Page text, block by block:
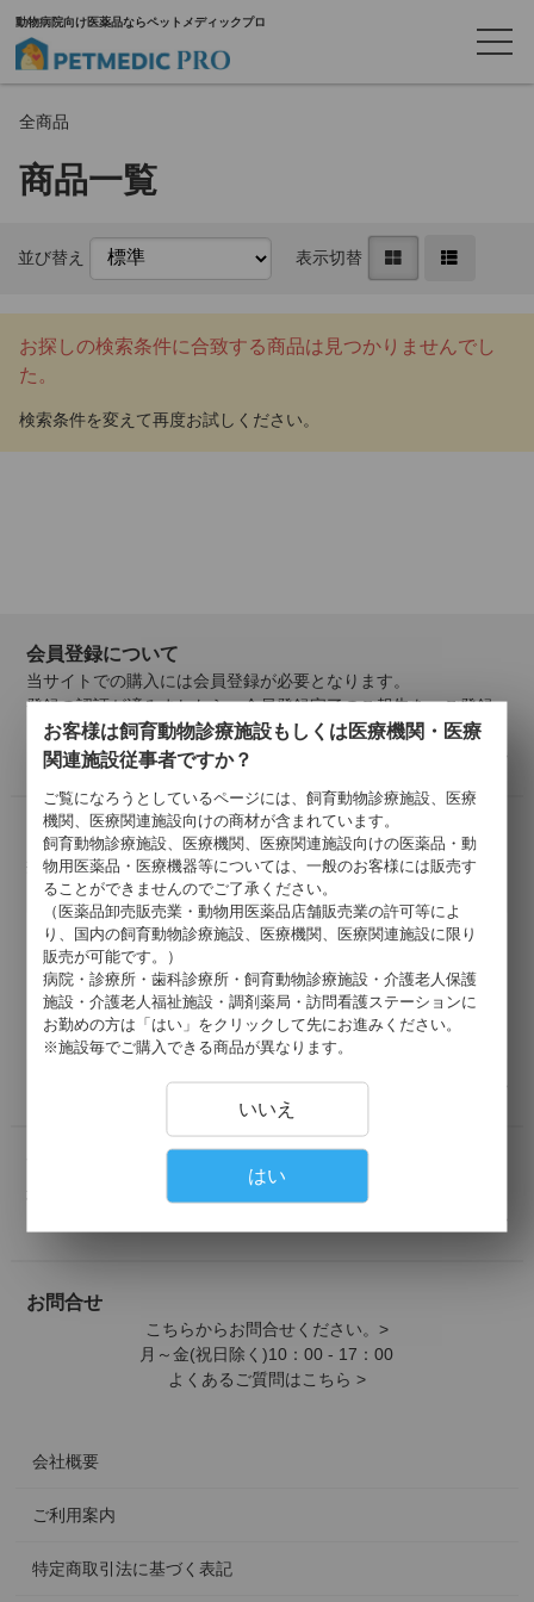
動物病院向け医薬品ならペットメディックプロ
全商品
商品一覧
並び替え 表示切替
お探しの検索条件に合致する商品は見つかりませんでし
た。
会員登録について
当サイトでの購入には会員登録が必要となります。
登録の認証が済みましたら、会員登録完了のご報告を、ご登録
メールアドレス宛にご連絡いたします。
詳しくはこちら >
お支払いについて
掛け払い・クレジットカード・代引きがご利用いただけます。
以下のクレジットカードがご利用可能です。
地域別の送料は下記よりご確認ください。
詳しくはこちら >
お問合せ
こちらからお問合せください。>
月～金(祝日除く)10：00 - 17：00
よくあるご質問はこちら >
会社概要
ご利用案内
特定商取引法に基づく表記
お客様は飼育動物診療施設もしくは医療機関・医療
関連施設従事者ですか？
ご覧になろうとしているページには、飼育動物診療施設、医療
機関、医療関連施設向けの商材が含まれています。
飼育動物診療施設、医療機関、医療関連施設向けの医薬品・動
物用医薬品・医療機器等については、一般のお客様には販売す
ることができませんのでご了承ください。
（医薬品卸売販売業・動物用医薬品店舗販売業の許可等によ
り、国内の飼育動物診療施設、医療機関、医療関連施設に限り
販売が可能です。）
病院・診療所・歯科診療所・飼育動物診療施設・介護老人保護
施設・介護老人福祉施設・調剤薬局・訪問看護ステーションに
お勤めの方は「はい」をクリックして先にお進みください。
※施設毎でご購入できる商品が異なります。
いいえ
はい